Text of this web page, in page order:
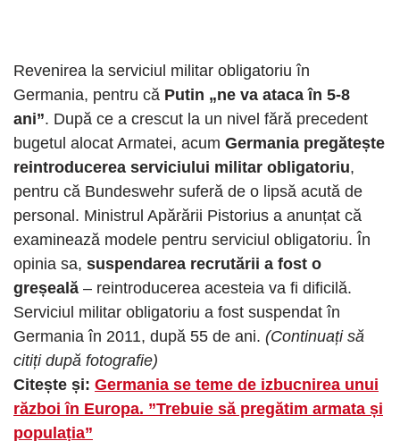
Revenirea la serviciul militar obligatoriu în
Germania, pentru că Putin „ne va ataca în 5-8
ani”. După ce a crescut la un nivel fără precedent
bugetul alocat Armatei, acum Germania pregătește
reintroducerea serviciului militar obligatoriu,
pentru că Bundeswehr suferă de o lipsă acută de
personal. Ministrul Apărării Pistorius a anunțat că
examinează modele pentru serviciul obligatoriu. În
opinia sa, suspendarea recrutării a fost o
greșeală – reintroducerea acesteia va fi dificilă.
Serviciul militar obligatoriu a fost suspendat în
Germania în 2011, după 55 de ani. (Continuați să
citiți după fotografie)
Citește și: Germania se teme de izbucnirea unui
război în Europa. ”Trebuie să pregătim armata și
populația”